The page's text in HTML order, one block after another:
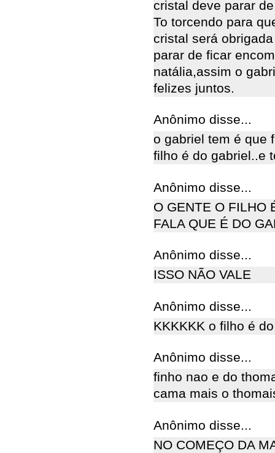
cristal deve parar
To torcendo para
cristal será
parar de ficar
natália,assim o
felizes juntos.
Anônimo disse...
o gabriel tem é que
filho é do gabriel..e
Anônimo disse...
O GENTE O FILHO
FALA QUE É DO
Anônimo disse...
ISSO NÃO VALE
Anônimo disse...
KKKKKK o filho é
Anônimo disse...
finho nao e do
cama mais o
Anônimo disse...
NO COMEÇO DA